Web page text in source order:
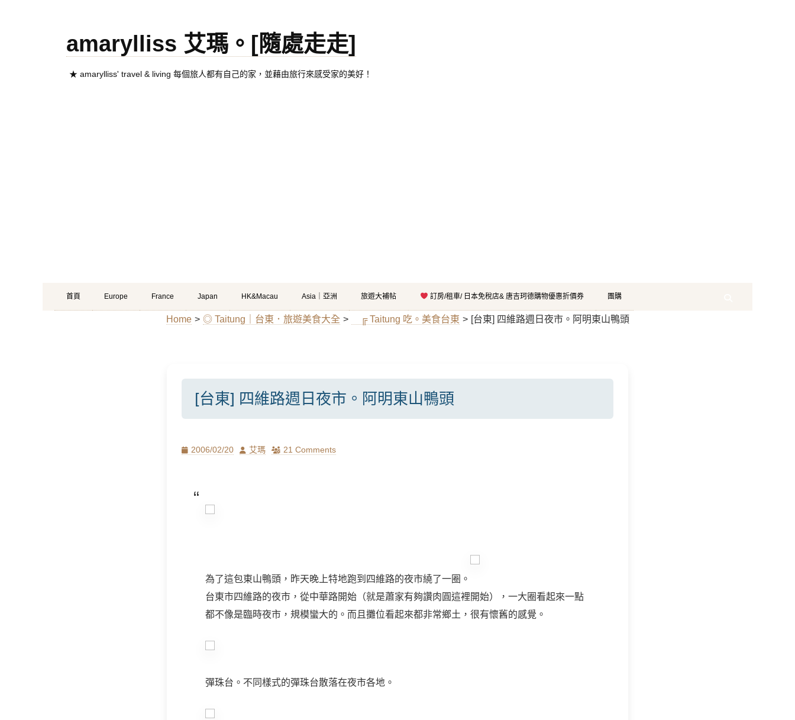
amarylliss 艾瑪。[隨處走走]
★ amarylliss' travel & living 每個旅人都有自己的家，並藉由旅行來感受家的美好！
Primary
Menu
Skip
to
首頁 Europe France Japan HK&Macau Asia｜亞洲 旅遊大補帖 訂房/租車/ 日本免稅店& 唐吉珂德購物優惠折價券 團購
Home > ◎ Taitung｜台東．旅遊美食大全 > ╔ Taitung 吃。美食台東 > [台東] 四維路週日夜市。阿明東山鴨頭
[台東] 四維路週日夜市。阿明東山鴨頭
Posted
2006/02/20 Author
艾瑪 21 Comments
為了這包東山鴨頭，昨天晚上特地跑到四維路的夜市繞了一圈。
台東市四維路的夜市，從中華路開始（就是蕭家有夠讚肉圓這裡開始），一大圈看起來一點
都不像是臨時夜市，規模蠻大的。而且攤位看起來都非常鄉土，很有懷舊的感覺。
彈珠台。不同樣式的彈珠台散落在夜市各地。